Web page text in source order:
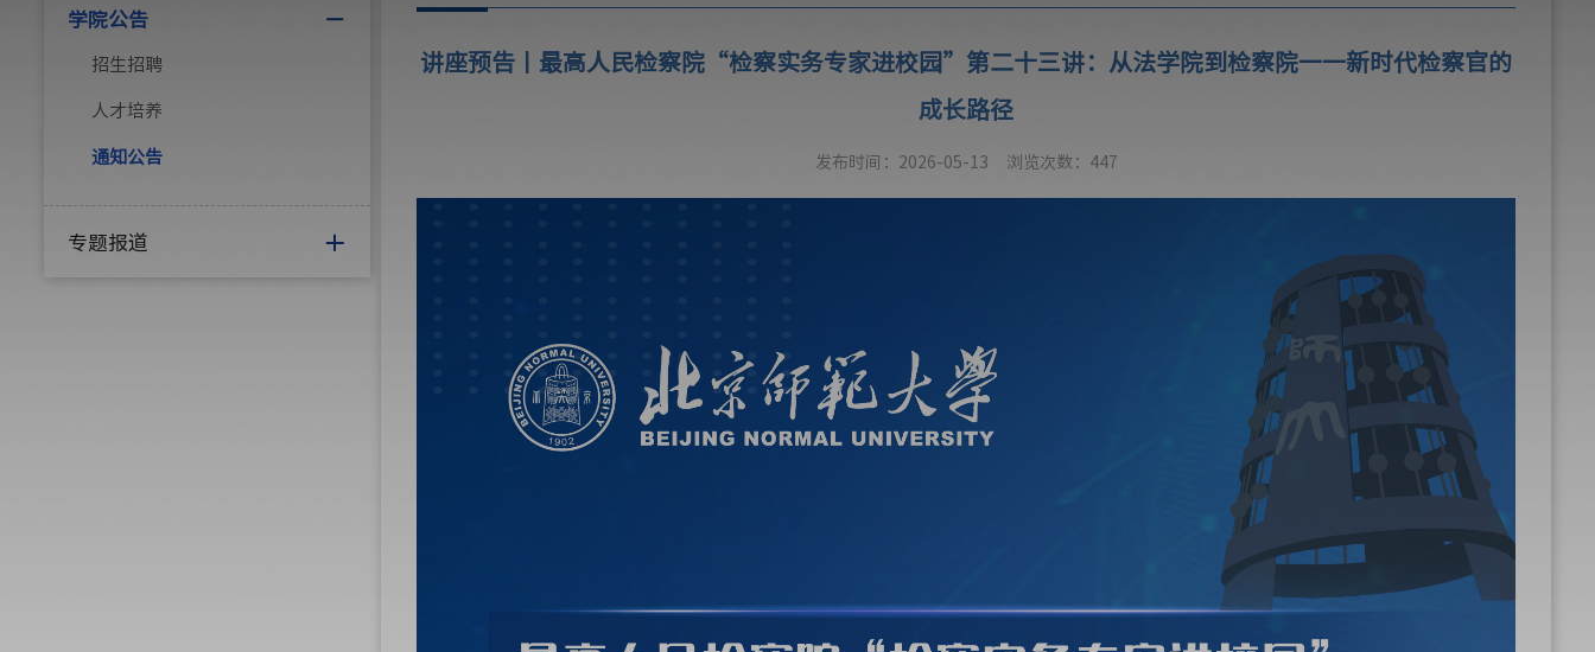
学院公告
招生招聘
人才培养
通知公告
专题报道
讲座预告丨最高人民检察院“检察实务专家进校园”第二十三讲：从法学院到检察院一一新时代检察官的
成长路径
发布时间：2026-05-13 浏览次数： 447